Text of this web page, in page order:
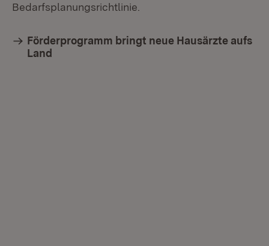
Bedarfsplanungsrichtlinie.
Förderprogramm bringt neue Hausärzte aufs
Land